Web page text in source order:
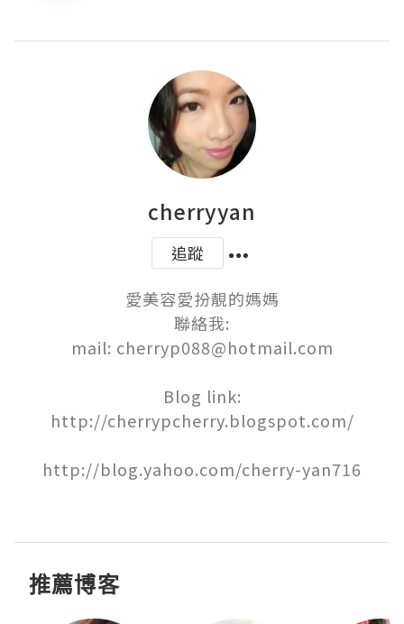
cherryyan
追蹤
愛美容愛扮靚的媽媽
聯絡我:
mail: cherryp088@hotmail.com
Blog link:
http://cherrypcherry.blogspot.com/
http://blog.yahoo.com/cherry-yan716
推薦博客